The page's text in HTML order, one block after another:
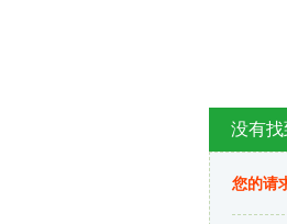
没有
您的请